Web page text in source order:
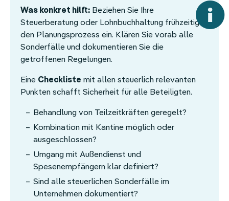
Was konkret hilft: Beziehen Sie Ihre
Steuerberatung oder Lohnbuchhaltung frühzeitig in
den Planungsprozess ein. Klären Sie vorab alle
Sonderfälle und dokumentieren Sie die
getroffenen Regelungen.
Eine Checkliste mit allen steuerlich relevanten
Punkten schafft Sicherheit für alle Beteiligten.
Behandlung von Teilzeitkräften geregelt?
Kombination mit Kantine möglich oder
ausgeschlossen?
Umgang mit Außendienst und
Spesenempfängern klar definiert?
Sind alle steuerlichen Sonderfälle im
Unternehmen dokumentiert?